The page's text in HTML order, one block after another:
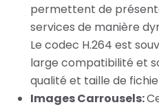
permettent de
services de manière
Le codec H.264 est
large compatibilité et
qualité et taille de
Images Carrousels: